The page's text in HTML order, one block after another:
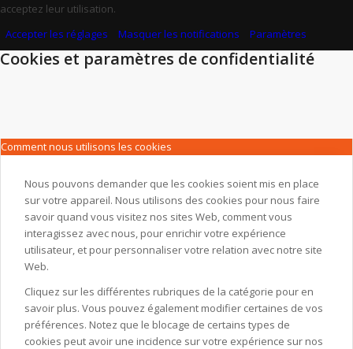
acceptez leur utilisation.
Accepter les réglages
Masquer les notifications Paramètres
Cookies et paramètres de confidentialité
Comment nous utilisons les cookies
Nous pouvons demander que les cookies soient mis en place
sur votre appareil. Nous utilisons des cookies pour nous faire
savoir quand vous visitez nos sites Web, comment vous
interagissez avec nous, pour enrichir votre expérience
utilisateur, et pour personnaliser votre relation avec notre site
Web.
Cliquez sur les différentes rubriques de la catégorie pour en
savoir plus. Vous pouvez également modifier certaines de vos
préférences. Notez que le blocage de certains types de
cookies peut avoir une incidence sur votre expérience sur nos